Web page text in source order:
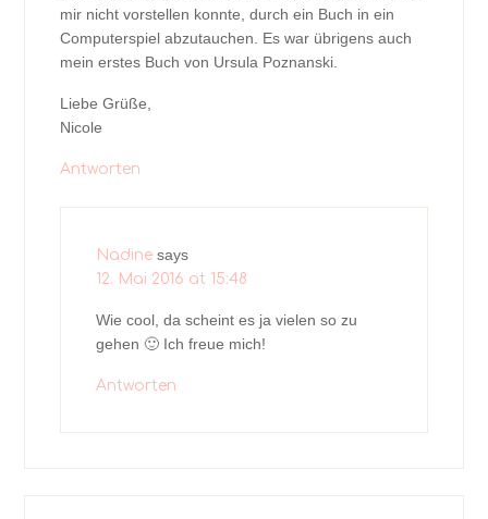
mir nicht vorstellen konnte, durch ein Buch in ein
Computerspiel abzutauchen. Es war übrigens auch
mein erstes Buch von Ursula Poznanski.
Liebe Grüße,
Nicole
Antworten
Nadine says
12. Mai 2016 at 15:48
Wie cool, da scheint es ja vielen so zu
gehen 🙂 Ich freue mich!
Antworten